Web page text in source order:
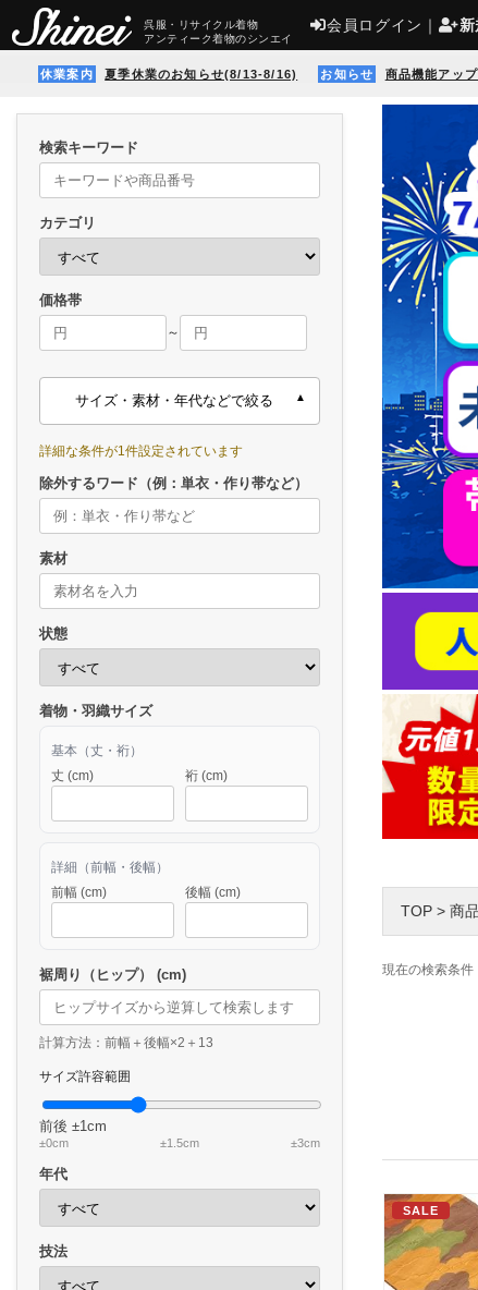
呉服・リサイクル着物
アンティーク着物のシンエイ
会員ログイン ｜
休業案内 夏季休業のお知らせ(8/13-8/16) お知らせ 商品機能アッ
検索キーワード
カテゴリ
価格帯
～
サイズ・素材・年代などで絞る
詳細な条件が1件設定されています
除外するワード（例：単衣・作り帯など）
素材
状態
着物・羽織サイズ
基本（丈・裄）
丈 (cm)
裄 (cm)
詳細（前幅・後幅）
前幅 (cm)
後幅 (cm)
裾周り（ヒップ） (cm)
計算方法：前幅＋後幅×2＋13
サイズ許容範囲
前後 ±1cm
±0cm ±1.5cm ±3cm
年代
技法
TOP > 商
現在の検索条件
SALE